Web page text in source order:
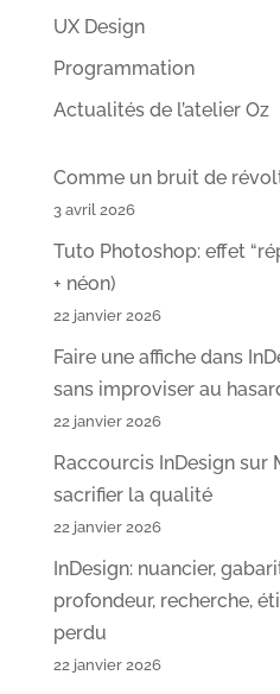
UX Design
Programmation
Actualités de l’atelier Oz
Comme un bruit de
3 avril 2026
Tuto Photoshop: effet
+ néon)
22 janvier 2026
Faire une affiche dans
sans improviser au
22 janvier 2026
Raccourcis InDesign sur
sacrifier la qualité
22 janvier 2026
InDesign: nuancier,
profondeur, recherche,
perdu
22 janvier 2026